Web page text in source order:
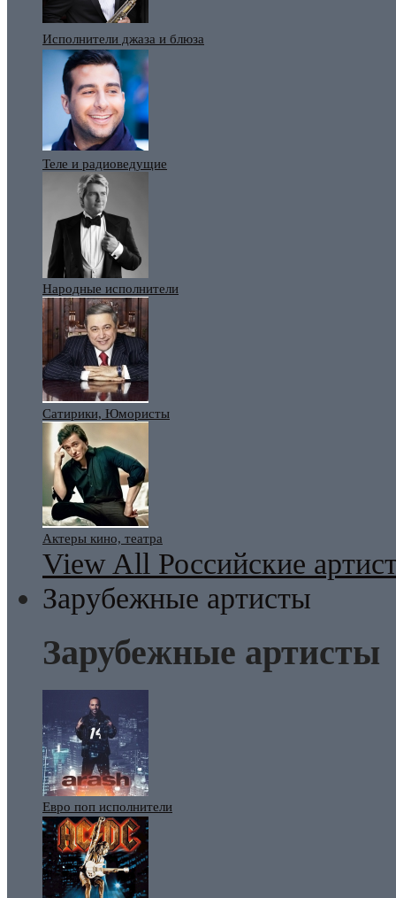
Исполнители джаза и блюза
Теле и радиоведущие
Народные исполнители
Сатирики, Юмористы
Актеры кино, театра
View All Российские
Зарубежные артисты
Зарубежные артисты
Евро поп исполнители